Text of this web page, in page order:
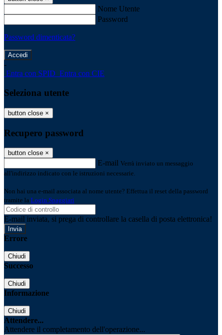
Nome Utente
Password
Password dimenticata?
-
Entra con SPID Entra con CIE
Seleziona utente
button close ×
Recupero password
button close ×
E-mail Verrà inviato un messaggio
all'indirizzo indicato con le istruzioni necessarie.
Non hai una e-mail associata al nome utente? Effettua il reset della password
tramite la Login Spaggiari
E-mail inviata, si prega di controllare la casella di posta elettronica!
Errore
Chiudi
Successo
Chiudi
Informazione
Chiudi
Attendere...
Attendere il completamento dell'operazione...